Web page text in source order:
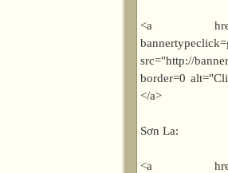
<a
src="http://
border=0
</a>
Sơn La:
<a